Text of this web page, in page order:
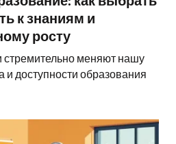
к знаниям и
росту
стремительно меняют нашу
и доступности образования